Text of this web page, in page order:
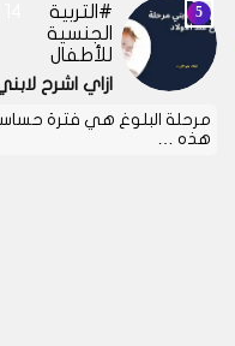
التربية
الجنسية
للأطفال
ازاي اشرح
مرحلة البلوغ هي فترة
هذه …